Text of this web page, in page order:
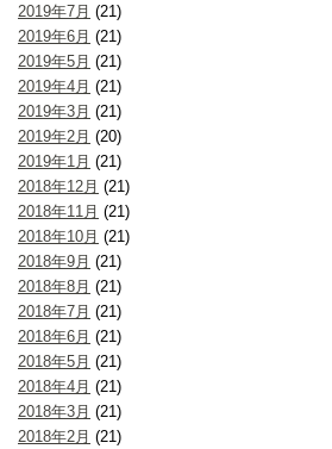
2019年7月 (21)
2019年6月 (21)
2019年5月 (21)
2019年4月 (21)
2019年3月 (21)
2019年2月 (20)
2019年1月 (21)
2018年12月 (21)
2018年11月 (21)
2018年10月 (21)
2018年9月 (21)
2018年8月 (21)
2018年7月 (21)
2018年6月 (21)
2018年5月 (21)
2018年4月 (21)
2018年3月 (21)
2018年2月 (21)